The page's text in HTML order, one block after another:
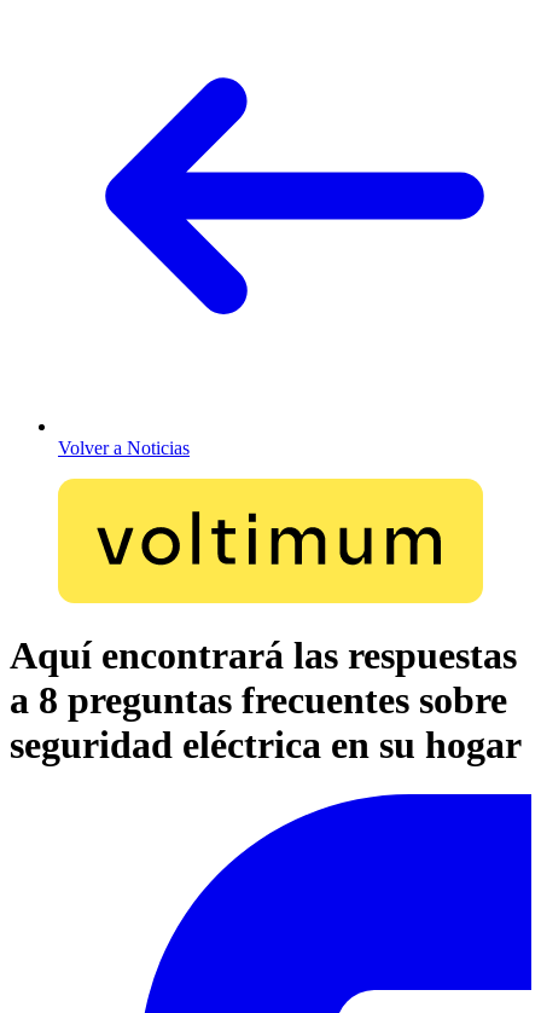
Volver a Noticias
Aquí encontrará las respuestas
a 8 preguntas frecuentes sobre
seguridad eléctrica en su hogar